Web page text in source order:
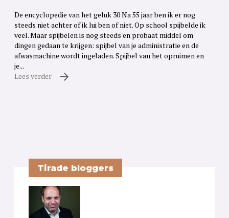
De encyclopedie van het geluk 30 Na 55 jaar ben ik er nog
steeds niet achter of ik lui ben of niet. Op school spijbelde ik
veel. Maar spijbelen is nog steeds en probaat middel om
dingen gedaan te krijgen: spijbel van je administratie en de
afwasmachine wordt ingeladen. Spijbel van het opruimen en
je...
Lees verder
Tirade bloggers